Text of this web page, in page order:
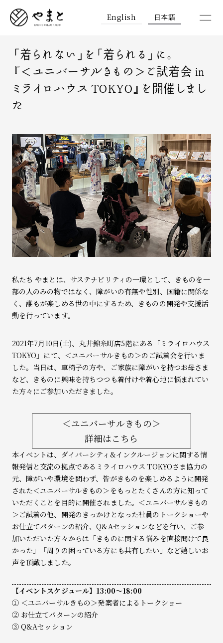
English 日本語
「着られない」を「着られる」に。
『＜ユニバーサルきもの＞ご試着会 in
ミライロハウス TOKYO』を開催しまし
た
私たち やまとは、サステナビリティの一環として、きものを一
部の人のみの物ではなく、障がいの有無や性別、国籍に関係な
く、誰もが楽しめる世の中にするため、きものの開発や支援活
動を行っています。
2021年7月10日(土)、丸井錦糸町店5階にある「ミライロハウス
TOKYO」にて、＜ユニバーサルきもの＞のご試着会を行いま
した。当日は、車椅子の方や、ご家族に障がいを持つお母さま
など、きものに興味を持ちつつも着付けや着心地に悩まれてい
た方々にご参加いただきました。
＜ユニバーサルきもの＞
詳細はこちら
本イベントは、ダイバーシティ&インクルージョンに関する情
報発信と交流の拠点であるミライロハウス TOKYOさま協力の
元、障がいや環境を問わず、皆がきものを楽しめるように開発
された＜ユニバーサルきもの＞をもっとたくさんの方に知って
いただくことを目的に開催されました。＜ユニバーサルきもの
＞ご試着の他、開発のきっかけとなった社員のトークショーや
お仕立てパターンの紹介、Q&Aセッションなどを行い、ご参
加いただいた方々からは「きものに関する悩みを直接聞けて良
かった」「周りの困っている方にも共有したい」など嬉しいお
声を頂戴しました。
【イベントスケジュール】13:00～18:00
① ＜ユニバーサルきもの＞発案者によるトークショー
② お仕立てパターンの紹介
③ Q&Aセッション